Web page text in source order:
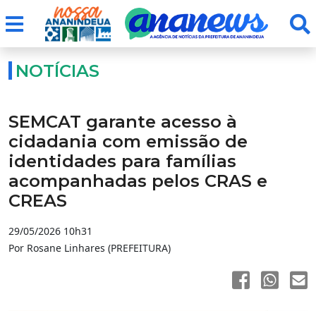
NOTÍCIAS
SEMCAT garante acesso à
cidadania com emissão de
identidades para famílias
acompanhadas pelos CRAS e
CREAS
29/05/2026 10h31
Por Rosane Linhares (PREFEITURA)